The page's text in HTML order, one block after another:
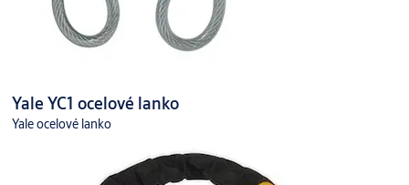
Yale YC1 ocelové lanko
Yale ocelové lanko